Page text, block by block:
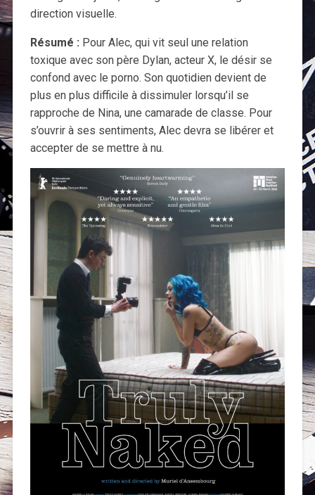
direction visuelle.
Résumé : Pour Alec, qui vit seul une relation
toxique avec son père Dylan, acteur X, le désir se
confond avec le porno. Son quotidien devient de
plus en plus difficile à dissimuler lorsqu’il se
rapproche de Nina, une camarade de classe. Pour
s’ouvrir à ses sentiments, Alec devra se libérer et
accepter de se mettre à nu.